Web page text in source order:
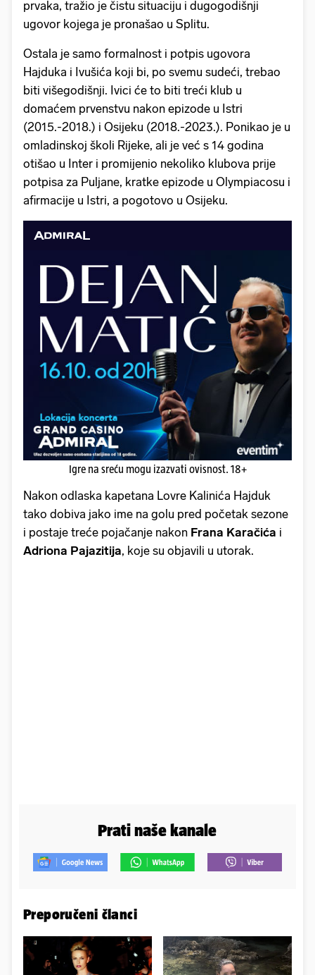
prvaka, tražio je čistu situaciju i dugogodišnji
ugovor kojega je pronašao u Splitu.
Ostala je samo formalnost i potpis ugovora
Hajduka i Ivušića koji bi, po svemu sudeći, trebao
biti višegodišnji. Ivici će to biti treći klub u
domaćem prvenstvu nakon epizode u Istri
(2015.-2018.) i Osijeku (2018.-2023.). Ponikao je u
omladinskoj školi Rijeke, ali je već s 14 godina
otišao u Inter i promijenio nekoliko klubova prije
potpisa za Puljane, kratke epizode u Olympiacosu i
afirmacije u Istri, a pogotovo u Osijeku.
Igre na sreću mogu izazvati ovisnost. 18+
Nakon odlaska kapetana Lovre Kalinića Hajduk
tako dobiva jako ime na golu pred početak sezone
i postaje treće pojačanje nakon Frana Karačića i
Adriona Pajazitija, koje su objavili u utorak.
Prati naše kanale
Preporučeni članci